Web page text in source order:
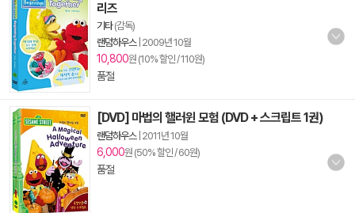
리즈
기타(감독)
랜덤하우스| 2009년 10월
10,800원 (10% 할인 / 110원)
품절
[DVD] 마법의 핼러윈 모험 (DVD + 스크립트 1권)
랜덤하우스| 2011년 10월
6,000원 (50% 할인 / 60원)
품절